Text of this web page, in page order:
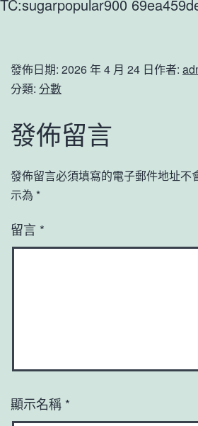
TC:sugarpopular900
發佈日期: 2026 年 4 月 24 日作者:
分類: 分數
發佈留言
發佈留言必須填寫的電子郵件地址不
示為 *
留言 *
顯示名稱 *